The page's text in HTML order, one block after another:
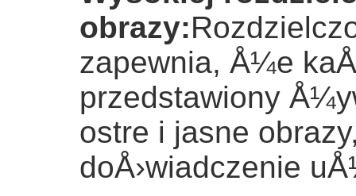
obrazy:
zapewnia, Å¼e
przedstawiony
ostre i jasne
doÅ›wiadczenie